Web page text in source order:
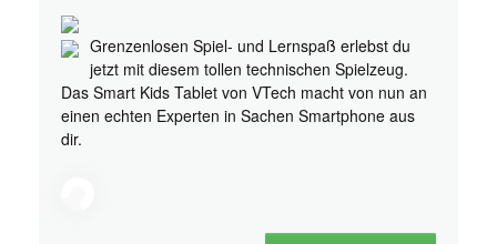
Grenzenlosen Spiel- und Lernspaß erlebst du
jetzt mit diesem tollen technischen Spielzeug.
Das Smart Kids Tablet von VTech macht von nun an
einen echten Experten in Sachen Smartphone aus
dir.